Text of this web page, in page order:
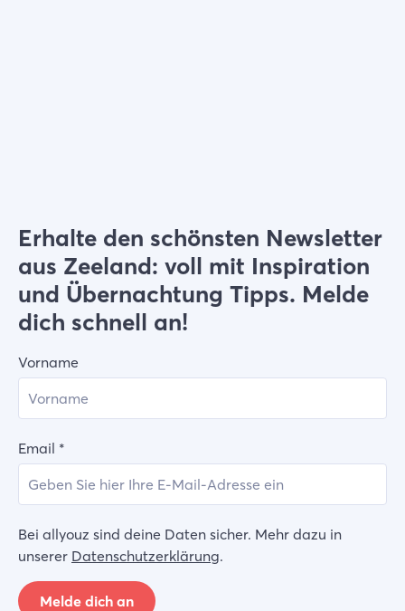
Erhalte den schönsten Newsletter
aus Zeeland: voll mit Inspiration
und Übernachtung Tipps. Melde
dich schnell an!
Vorname
Email *
Bei allyouz sind deine Daten sicher. Mehr dazu in
unserer Datenschutzerklärung.
Melde dich an